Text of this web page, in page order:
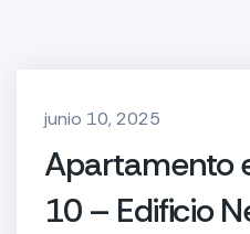
junio 10, 2025
Apartamento
10 – Edificio